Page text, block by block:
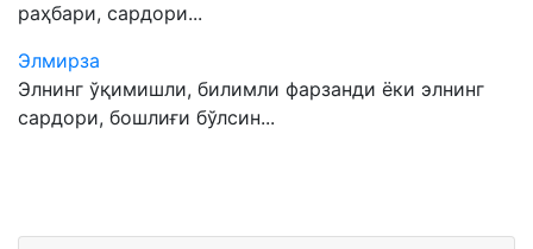
раҳбари, сардори...
Элмирза
Элнинг ўқимишли, билимли фарзанди ёки элнинг
сардори, бошлиғи бўлсин...